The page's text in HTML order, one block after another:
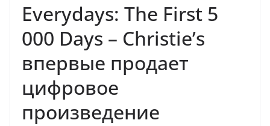
Everydays: The First 5
000 Days – Christie’s
впервые продает
цифровое
произведение